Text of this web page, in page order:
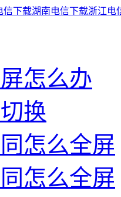
信下载湖南电信下载浙江电
怎么办
换
怎么全屏
怎么全屏